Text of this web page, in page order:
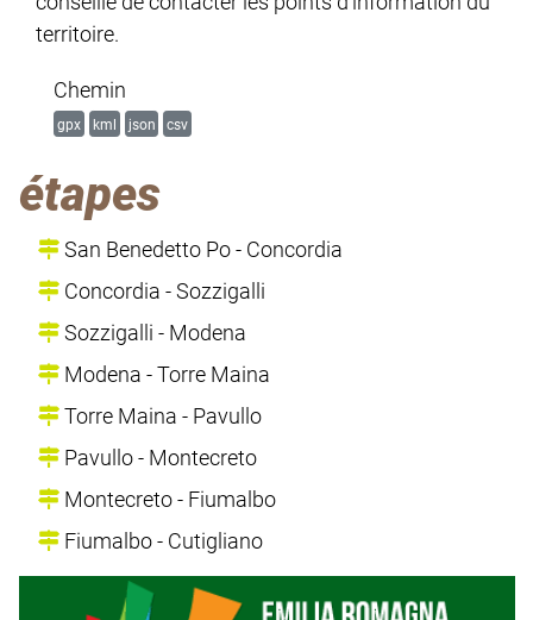
territoire.
Chemin
gpx kml json csv
étapes
San Benedetto Po - Concordia
Concordia - Sozzigalli
Sozzigalli - Modena
Modena - Torre Maina
Torre Maina - Pavullo
Pavullo - Montecreto
Montecreto - Fiumalbo
Fiumalbo - Cutigliano